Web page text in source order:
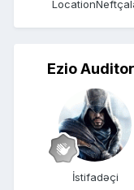
Location
Ezio
İstifadəçi